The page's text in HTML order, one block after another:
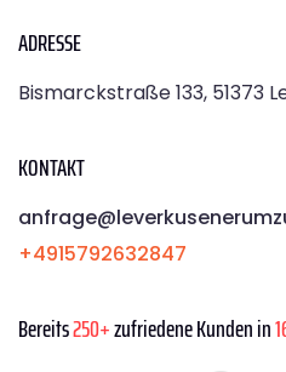
ADRESSE
Bismarckstraße 133, 51373
KONTAKT
+4915792632847
Bereits250+zufriedene Kunden in